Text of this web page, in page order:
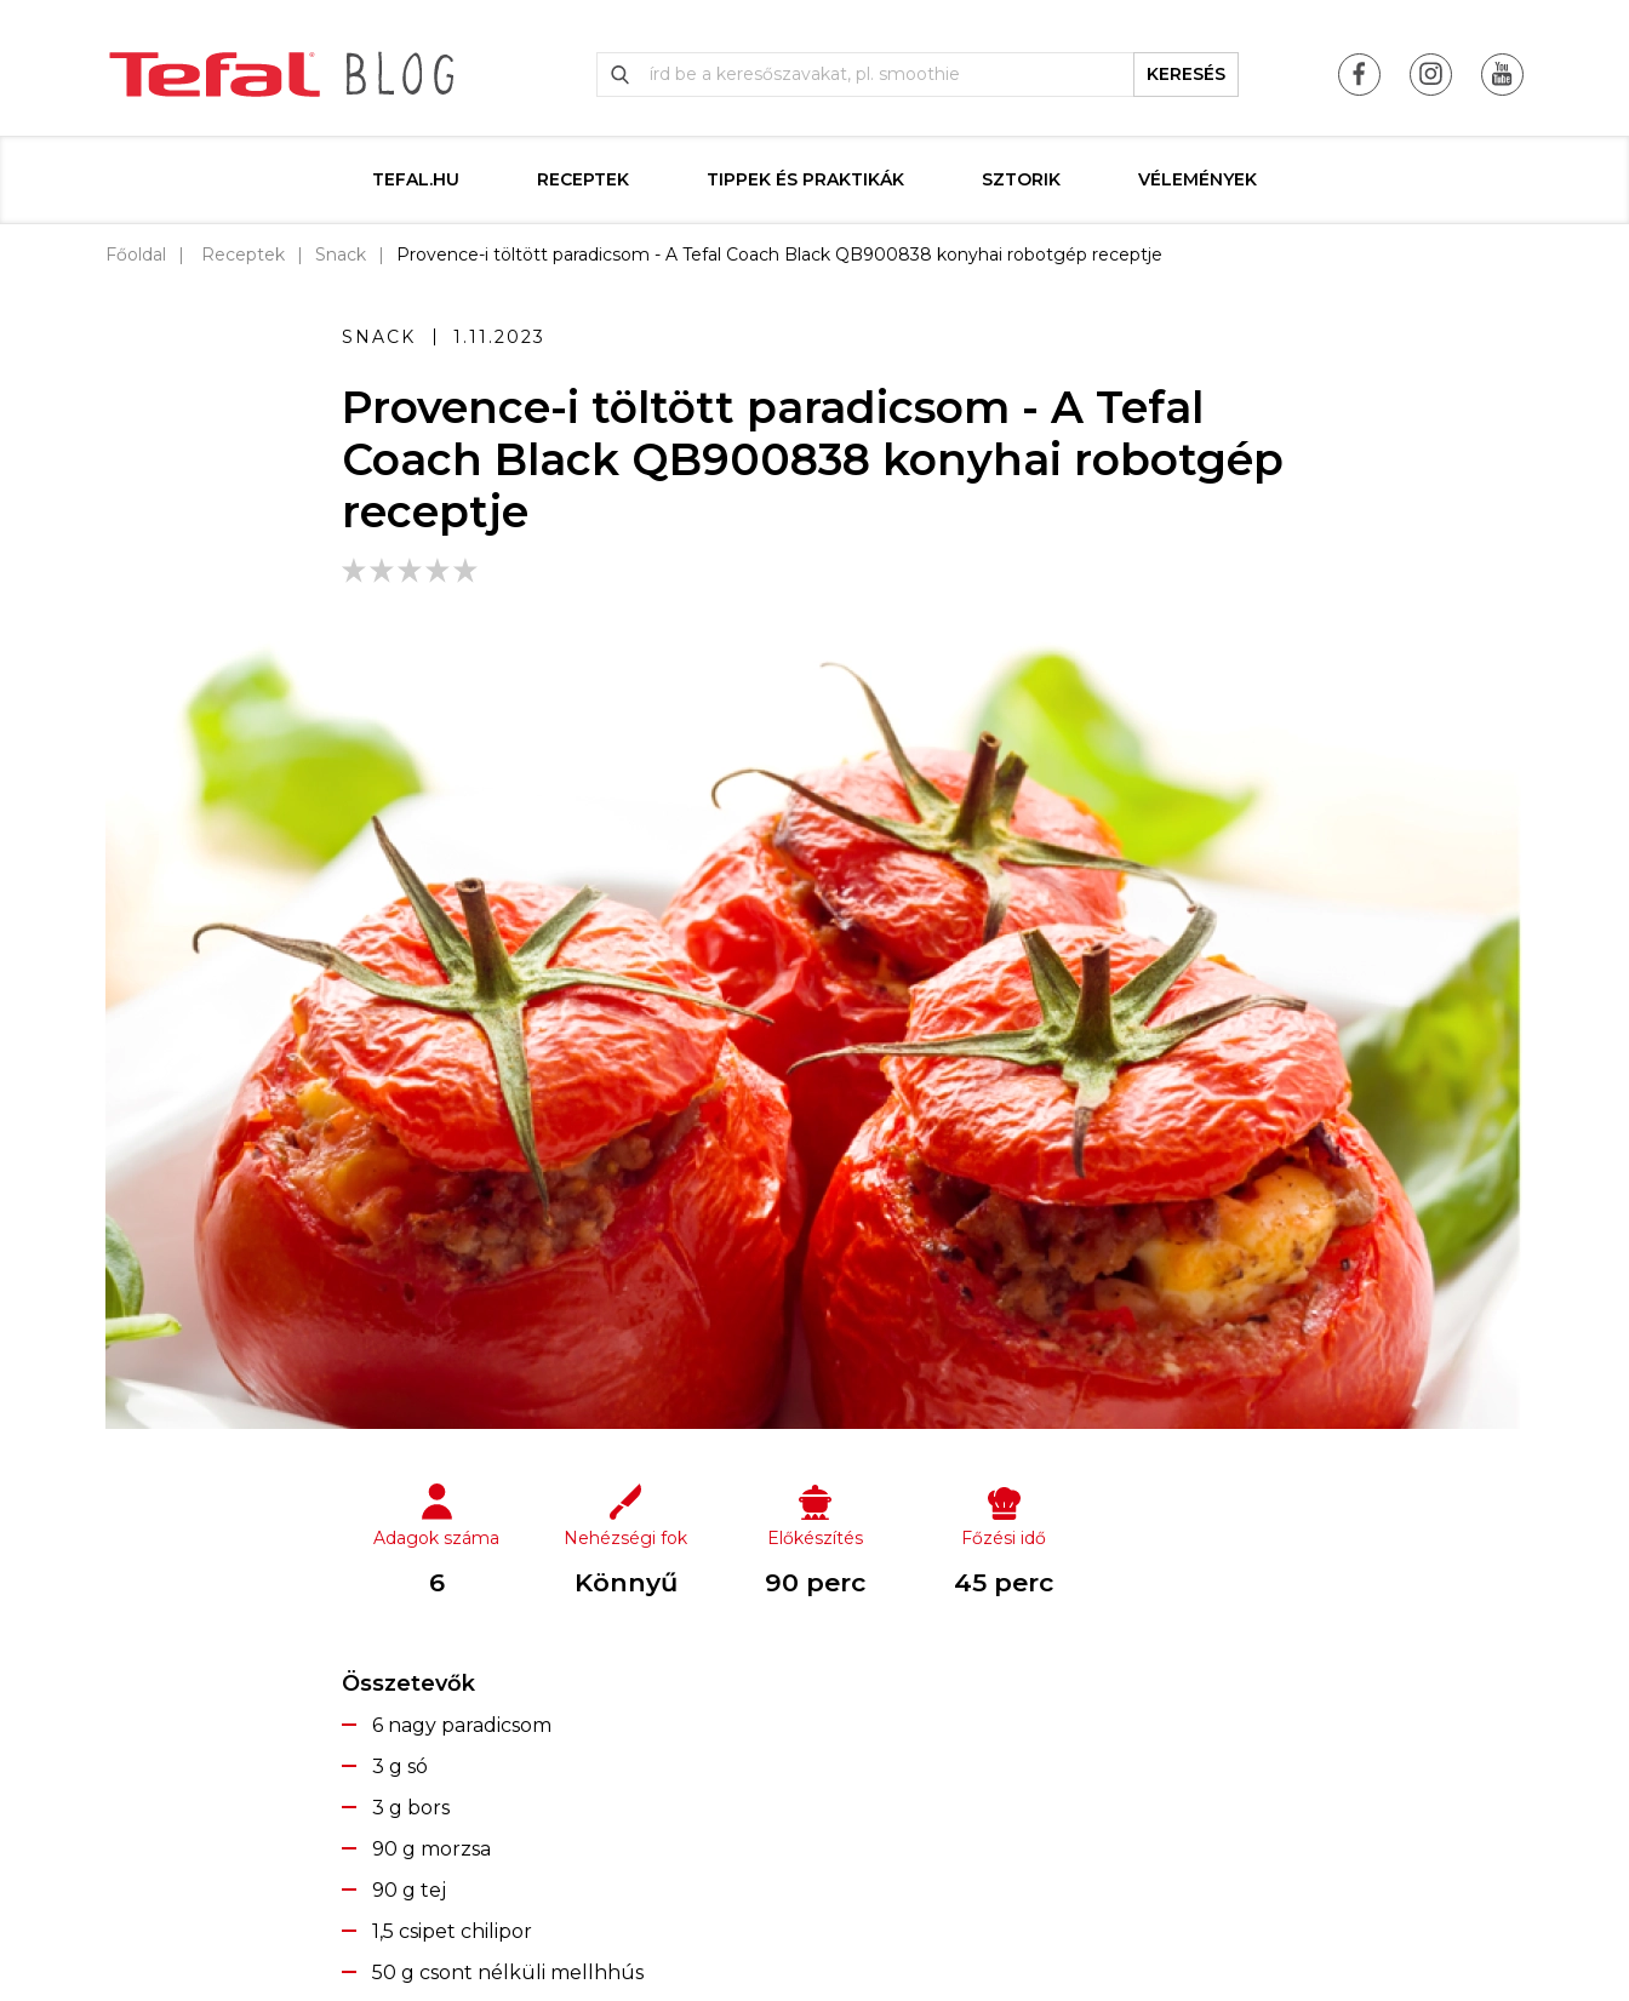
KERESÉS
TEFAL.HU RECEPTEK TIPPEK ÉS PRAKTIKÁK SZTORIK VÉLEMÉNYEK
Főoldal Receptek Snack Provence-i töltött paradicsom - A Tefal Coach Black QB900838 konyhai robotgép receptje
SNACK 1.11.2023
Provence-i töltött paradicsom - A Tefal
Coach Black QB900838 konyhai robotgép
receptje
Adagok száma
6
Nehézségi fok
Könnyű
Előkészítés
90 perc
Főzési idő
45 perc
Összetevők
6 nagy paradicsom
3 g só
3 g bors
90 g morzsa
90 g tej
1,5 csipet chilipor
50 g csont nélküli mellhhús